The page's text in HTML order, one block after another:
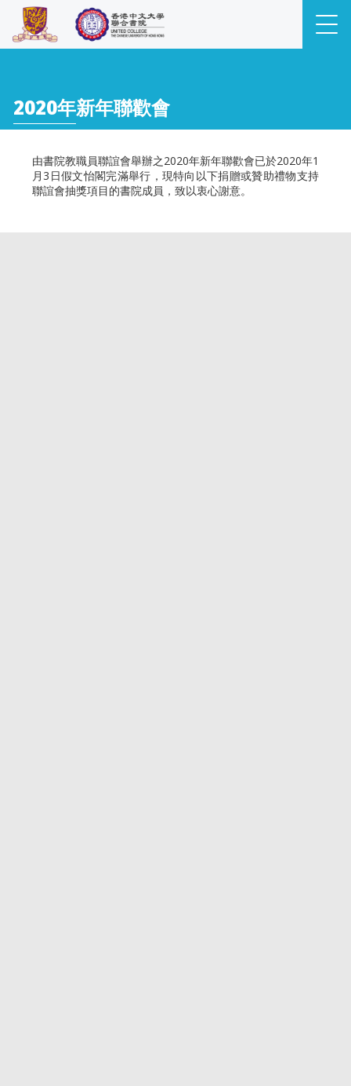
2020年新年聯歡會
由書院教職員聯誼會舉辦之2020年新年聯歡會已於2020年1
月3日假文怡閣完滿舉行，現特向以下捐贈或贊助禮物支持
聯誼會抽獎項目的書院成員，致以衷心謝意。